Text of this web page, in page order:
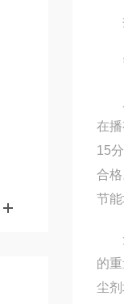
井
需
在
15
合
节
无
的
尘